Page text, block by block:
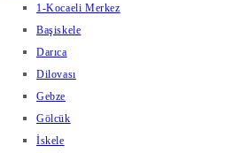
1-Kocaeli Merkez
Başiskele
Darıca
Dilovası
Gebze
Gölcük
İskele